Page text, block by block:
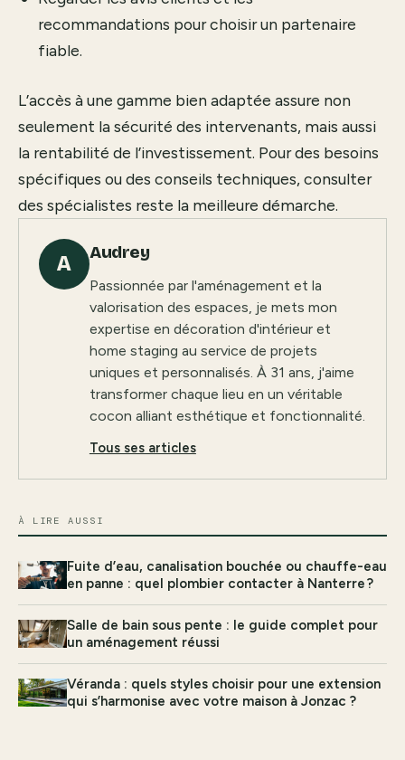
recommandations pour choisir un partenaire
fiable.
L’accès à une gamme bien adaptée assure non
seulement la sécurité des intervenants, mais aussi
la rentabilité de l’investissement. Pour des besoins
spécifiques ou des conseils techniques, consulter
des spécialistes reste la meilleure démarche.
A Audrey
Passionnée par l'aménagement et la
valorisation des espaces, je mets mon
expertise en décoration d'intérieur et
home staging au service de projets
uniques et personnalisés. À 31 ans, j'aime
transformer chaque lieu en un véritable
cocon alliant esthétique et fonctionnalité.
Tous ses articles
À LIRE AUSSI
Fuite d’eau, canalisation bouchée ou chauffe-eau
en panne : quel plombier contacter à Nanterre ?
Salle de bain sous pente : le guide complet pour
un aménagement réussi
Véranda : quels styles choisir pour une extension
qui s’harmonise avec votre maison à Jonzac ?